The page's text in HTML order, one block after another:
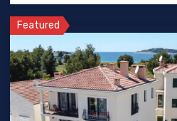
Featured